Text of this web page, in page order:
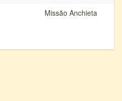
Missão Anchieta